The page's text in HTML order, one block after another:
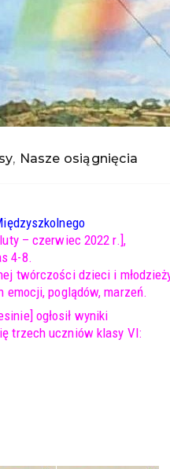
, Nasze osiągnięcia
– czerwiec 2022 r.],
4-8.
twórczości dzieci i
poglądów, marzeń.
ogłosił wyniki
trzech uczniów klasy VI: